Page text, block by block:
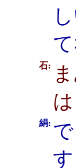
石:
絹: